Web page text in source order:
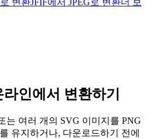
변환JFIF에서 JPEG로 변환더 보
인에서 변환하기
는 여러 개의 SVG 이미지를 PNG
유지하거나, 다운로드하기 전에